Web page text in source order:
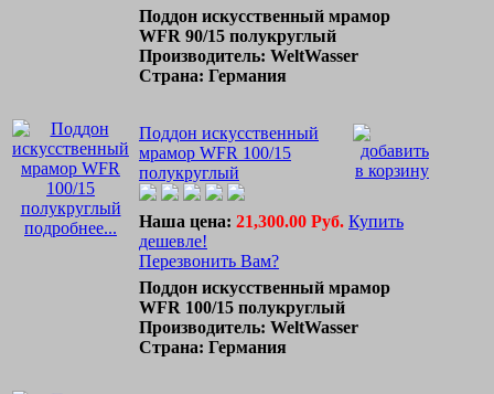
Поддон искусственный мрамор
WFR 90/15 полукруглый
Производитель: WeltWasser
Страна: Германия
подробнее...
Поддон искусственный
мрамор WFR 100/15
полукруглый
Наша цена: 21,300.00 Руб. Купить
дешевле!
Перезвонить Вам?
Поддон искусственный мрамор
WFR 100/15 полукруглый
Производитель: WeltWasser
Страна: Германия